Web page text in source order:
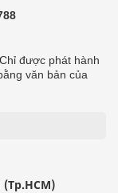
được phát hành
văn bản của
(Tp.HCM)